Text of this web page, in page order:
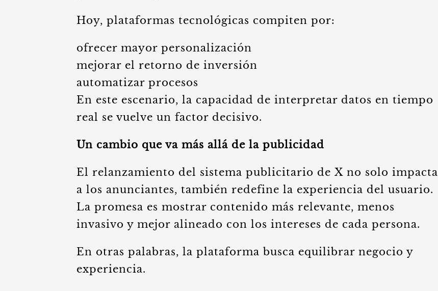
Hoy, plataformas tecnológicas compiten por:
ofrecer mayor personalización
mejorar el retorno de inversión
automatizar procesos
En este escenario, la capacidad de interpretar datos en tiempo
real se vuelve un factor decisivo.
Un cambio que va más allá de la publicidad
El relanzamiento del sistema publicitario de X no solo impacta
a los anunciantes, también redefine la experiencia del usuario.
La promesa es mostrar contenido más relevante, menos
invasivo y mejor alineado con los intereses de cada persona.
En otras palabras, la plataforma busca equilibrar negocio y
experiencia.